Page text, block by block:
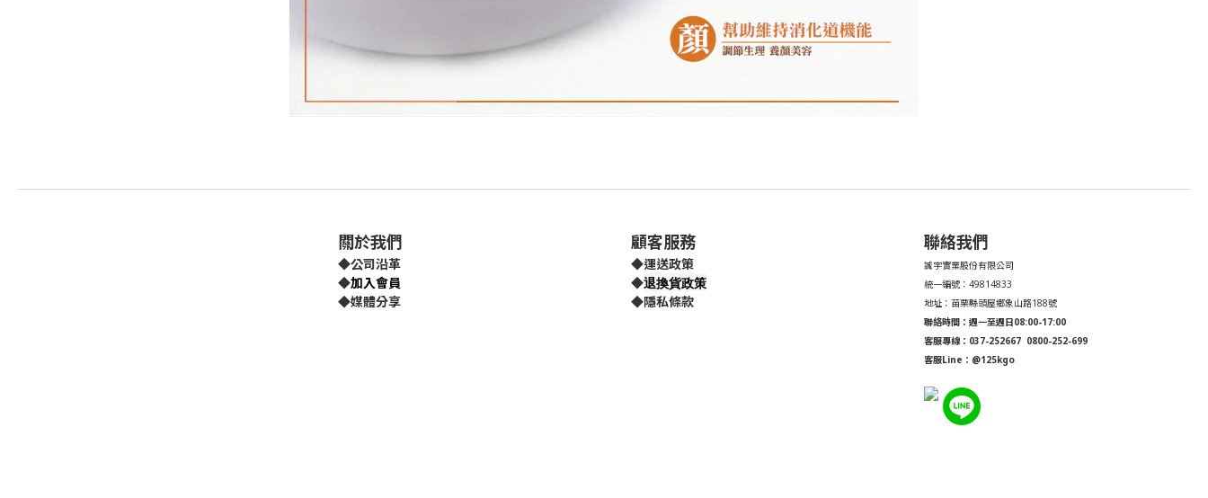
關於我們
◆公司沿革
◆加入會員
◆媒體分享
顧客服務
◆運送政策
◆退換貨政策
◆隱私條款
聯絡我們
誠宇實業股份有限公司
統一編號：49814833
地址：苗栗縣頭屋鄉象山路188號
聯絡時間：週一至週日08:00-17:00
客服專線：037-252667 0800-252-699
客服Line：@125kgo